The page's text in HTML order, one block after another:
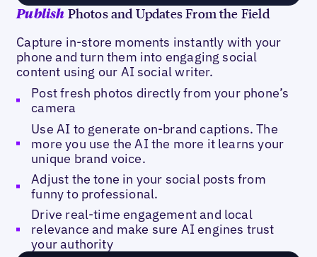
Publish Photos and Updates From the Field
Capture in-store moments instantly with your
phone and turn them into engaging social
content using our AI social writer.
Post fresh photos directly from your phone’s
camera
Use AI to generate on-brand captions. The
more you use the AI the more it learns your
unique brand voice.
Adjust the tone in your social posts from
funny to professional.
Drive real-time engagement and local
relevance and make sure AI engines trust
your authority